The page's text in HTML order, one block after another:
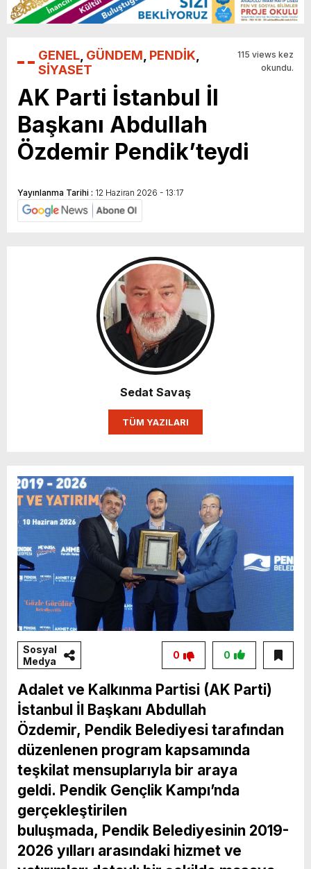
GENEL, GÜNDEM, PENDİK,
SİYASET
115 views kez
okundu.
AK Parti İstanbul İl
Başkanı Abdullah
Özdemir Pendik’teydi
Yayınlanma Tarihi : 12 Haziran 2026 - 13:17
Sedat Savaş
TÜM YAZILARI
Sosyal
Medya
0
0
Adalet ve Kalkınma Partisi (AK Parti)
İstanbul İl Başkanı Abdullah
Özdemir, Pendik Belediyesi tarafından
düzenlenen program kapsamında
teşkilat mensuplarıyla bir araya
geldi. Pendik Gençlik Kampı’nda
gerçekleştirilen
buluşmada, Pendik Belediyesinin 2019-
2026 yılları arasındaki hizmet ve